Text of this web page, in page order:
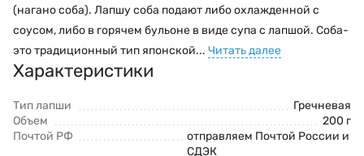
(нагано соба). Лапшу соба подают либо охлажденной с
соусом, либо в горячем бульоне в виде супа с лапшой. Соба-
это традиционный тип японской... Читать далее
Характеристики
Тип лапши
Гречневая
Объем
200 г
Почтой РФ
отправляем Почтой России и
СДЭК